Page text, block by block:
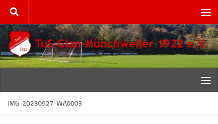
Zum Inhalt springen
IMG-20230927-WA0003